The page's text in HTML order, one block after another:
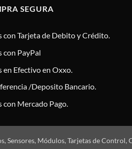
SEGURA
con Tarjeta de Debito y Crédito.
con PayPal
en Efectivo en Oxxo.
/Deposito Bancario.
con Mercado Pago.
Módulos, Tarjetas de